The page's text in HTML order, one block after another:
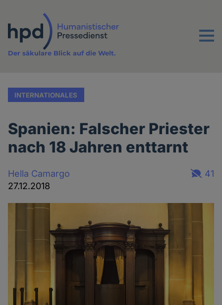
Inhalt
Menu
Der säkulare Blick auf die Welt.
INTERNATIONALES
Spanien: Falscher Priester
nach 18 Jahren enttarnt
Hella Camargo
27.12.2018
41